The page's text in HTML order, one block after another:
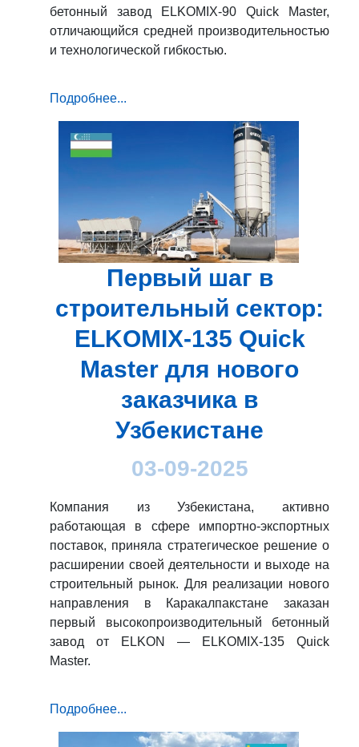
бетонный завод ELKOMIX-90 Quick Master,
отличающийся средней производительностью
и технологической гибкостью.
Подробнее...
Первый шаг в
строительный сектор:
ELKOMIX-135 Quick
Master для нового
заказчика в
Узбекистане
03-09-2025
Компания из Узбекистана, активно
работающая в сфере импортно-экспортных
поставок, приняла стратегическое решение о
расширении своей деятельности и выходе на
строительный рынок. Для реализации нового
направления в Каракалпакстане заказан
первый высокопроизводительный бетонный
завод от ELKON — ELKOMIX-135 Quick
Master.
Подробнее...